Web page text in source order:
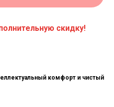
скидку!
комфорт и чистый